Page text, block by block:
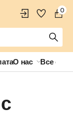
0
О нас Все о